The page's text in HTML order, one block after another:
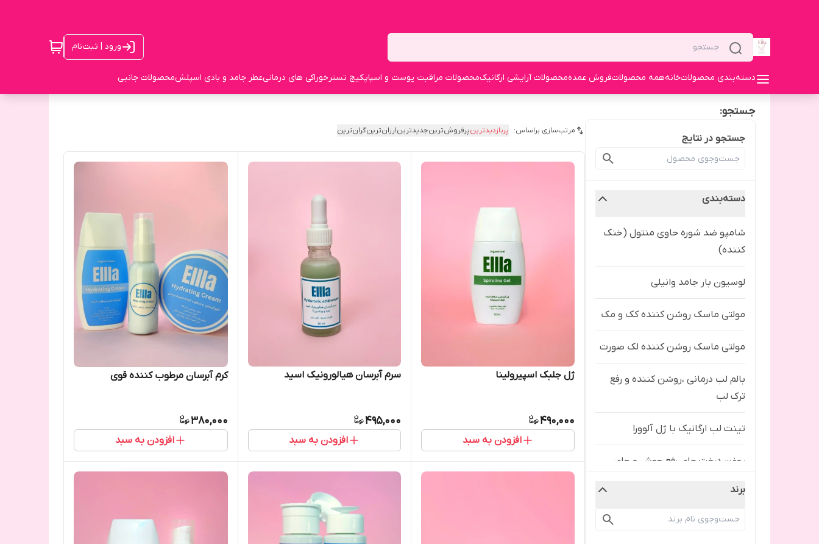
ورود | ثبت‌نام
دسته‌بندی محصولاتخانههمه محصولاتفروش عمدهمحصولات آرایشی ارگانیکمحصولات مراقبت پوست و اسپاپکیج تسترخوراکی های درمانیعطر جامد و بادی اسپلشمحصولات جانبی
جستجو:
جستجو در نتایج
دسته‌بندی
شامپو ضد شوره حاوی منتول (خنک
کننده)
لوسیون بار جامد وانیلی
مولتی ماسک روشن کننده کک و مک
مولتی ماسک روشن کننده لک صورت
بالم لب درمانی ،روشن کننده و رفع
ترک لب
تینت لب ارگانیک با ژل آلوورا
روغن درخت چای رفع جوش و جای
برند
مرتب‌سازی براساس: پربازدیدترینپرفروش‌ترینجدیدترینارزان‌ترینگران‌ترین
ژل جلبک اسپیرولینا
490,000
افزودن به سبد
سرم آبرسان هیالورونیک اسید
495,000
افزودن به سبد
کرم آبرسان مرطوب کننده قوی
380,000
افزودن به سبد